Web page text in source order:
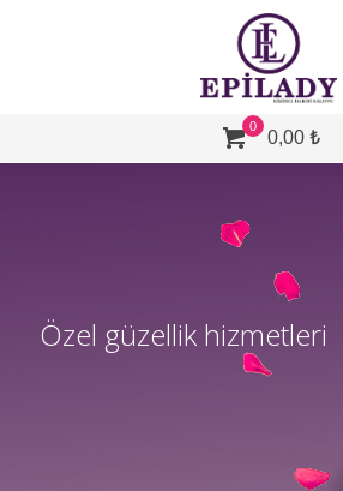
0
0,00 ₺
Özel güzellik hizmetleri